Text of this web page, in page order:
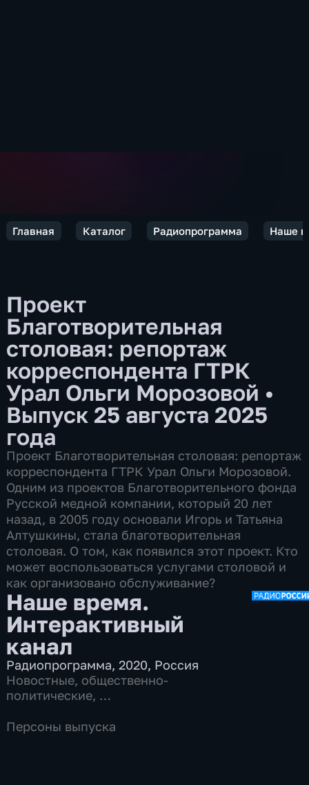
Главная Каталог Радиопрограмма Наше
Проект
Благотворительная
столовая: репортаж
корреспондента ГТРК
Урал Ольги Морозовой •
Выпуск 25 августа 2025
года
Проект Благотворительная столовая: репортаж
корреспондента ГТРК Урал Ольги Морозовой.
Одним из проектов Благотворительного фонда
Русской медной компании, который 20 лет
назад, в 2005 году основали Игорь и Татьяна
Алтушкины, стала благотворительная
столовая. О том, как появился этот проект. Кто
может воспользоваться услугами столовой и
как организовано обслуживание?
Наше время.
Интерактивный
канал
Радиопрограмма,2020, Россия
Новостные, общественно-
политические,
Персоны выпуска